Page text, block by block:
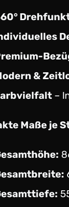
&
–
Maße je